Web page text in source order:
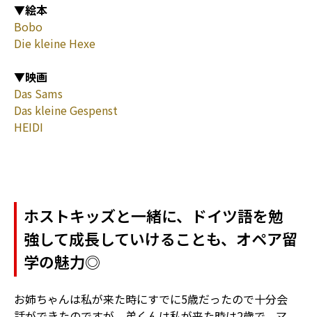
▼絵本
Bobo
Die kleine Hexe
▼映画
Das Sams
Das kleine Gespenst
HEIDI
ホストキッズと一緒に、ドイツ語を勉
強して成長していけることも、オペア留
学の魅力◎
お姉ちゃんは私が来た時にすでに5歳だったので十分会